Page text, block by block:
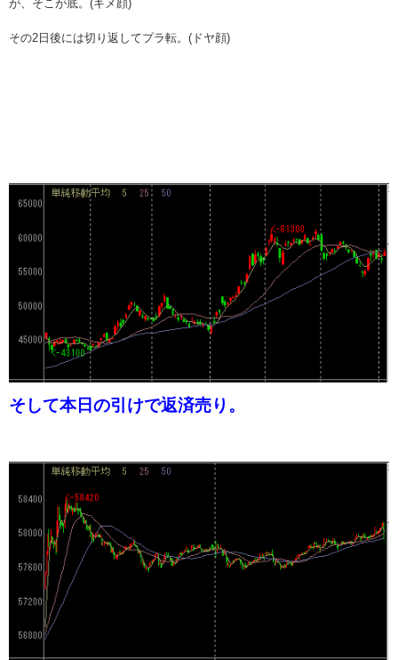
が、そこが底。(キメ顔)
その2日後には切り返してプラ転。(ドヤ顔)
そして本日の引けで返済売り。